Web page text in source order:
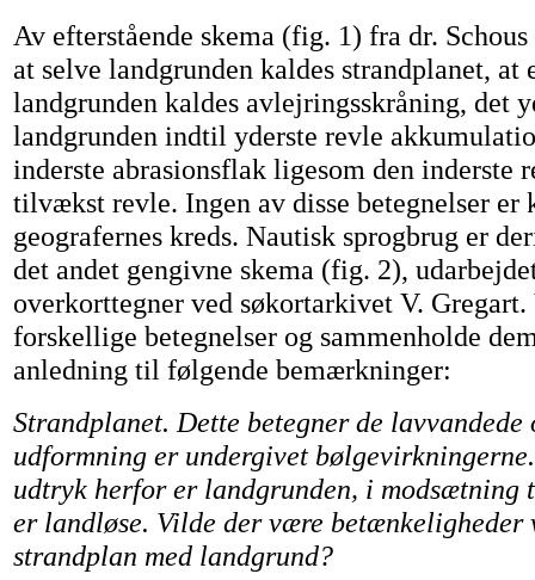
Av efterstående skema (fig. 1) fra dr.
at selve landgrunden kaldes strandplanet, at
landgrunden kaldes avlejringsskråning, det
landgrunden indtil yderste revle
inderste abrasionsflak ligesom den inderste
tilvækst revle. Ingen av disse betegnelser er
geografernes kreds. Nautisk sprogbrug er
det andet gengivne skema (fig. 2),
overkorttegner ved søkortarkivet V. Gregart.
forskellige betegnelser og sammenholde
anledning til følgende bemærkninger:
Strandplanet. Dette betegner de lavvandede
udformning er undergivet
udtryk herfor er landgrunden, i modsætning
er landløse. Vilde der være betænkeligheder
strandplan med landgrund?